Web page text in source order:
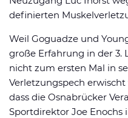
definierten
Weil Goguadze und
große Erfahrung in der 3.
nicht zum ersten Mal in
Verletzungspech
dass die Osnabrücker
Sportdirektor Joe Enochs